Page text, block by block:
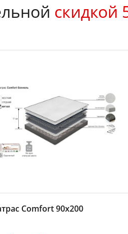
скидкой
Comfort 90х200